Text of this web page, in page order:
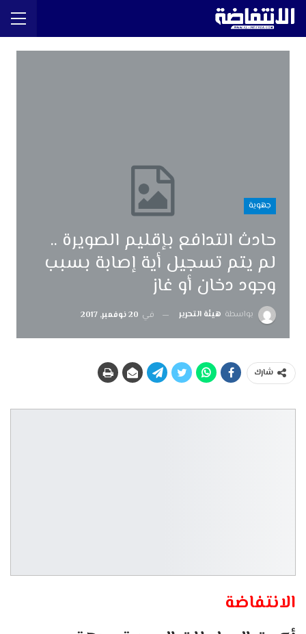
جهوية
حادث التدافع بإقليم الصويرة ..
لم يتم تسجيل أية إصابة بسبب
وجود دخان أو غاز
بواسطة هيئة التحرير في 20 نوفمبر, 2017
شارك
الانتفاضة